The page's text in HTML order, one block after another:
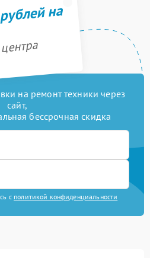
на
на ремонт техники через
сайт,
бессрочная скидка
с политикой конфиденциальности